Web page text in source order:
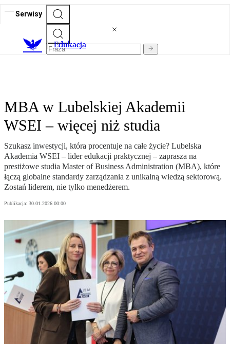
Serwisy
Edukacja
MBA w Lubelskiej Akademii
WSEI – więcej niż studia
Szukasz inwestycji, która procentuje na całe życie? Lubelska
Akademia WSEI – lider edukacji praktycznej – zaprasza na
prestiżowe studia Master of Business Administration (MBA), które
łączą globalne standardy zarządzania z unikalną wiedzą sektorową.
Zostań liderem, nie tylko menedżerem.
Publikacja: 30.01.2026 00:00